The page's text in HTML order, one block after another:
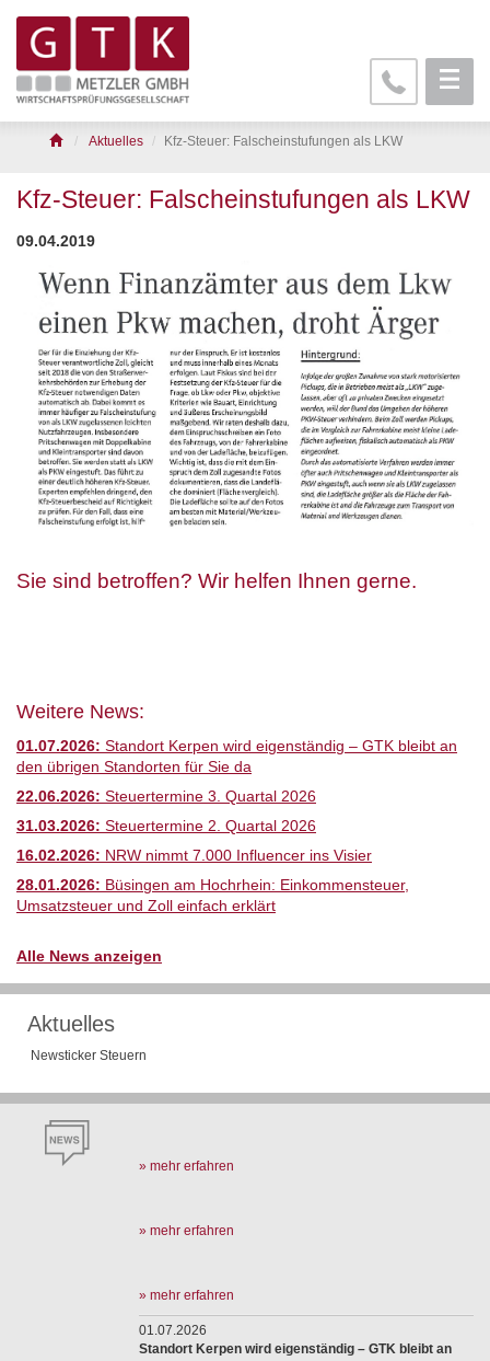
Aktuelles Kfz-Steuer: Falscheinstufungen als LKW
Kfz-Steuer: Falscheinstufungen als LKW
09.04.2019
Sie sind betroffen? Wir helfen Ihnen gerne.
Weitere News:
01.07.2026: Standort Kerpen wird eigenständig – GTK bleibt an
den übrigen Standorten für Sie da
22.06.2026: Steuertermine 3. Quartal 2026
31.03.2026: Steuertermine 2. Quartal 2026
16.02.2026: NRW nimmt 7.000 Influencer ins Visier
28.01.2026: Büsingen am Hochrhein: Einkommensteuer,
Umsatzsteuer und Zoll einfach erklärt
Alle News anzeigen
Aktuelles
Newsticker Steuern
» mehr erfahren
» mehr erfahren
» mehr erfahren
01.07.2026
Standort Kerpen wird eigenständig – GTK bleibt an